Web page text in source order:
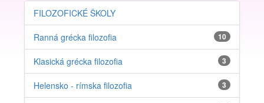
FILOZOFICKÉ ŠKOLY
Ranná grécka filozofia 10
Klasická grécka filozofia 3
Helensko - rímska filozofia 3